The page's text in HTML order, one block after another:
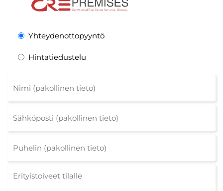
Yhteydenottopyyntö
Hintatiedustelu